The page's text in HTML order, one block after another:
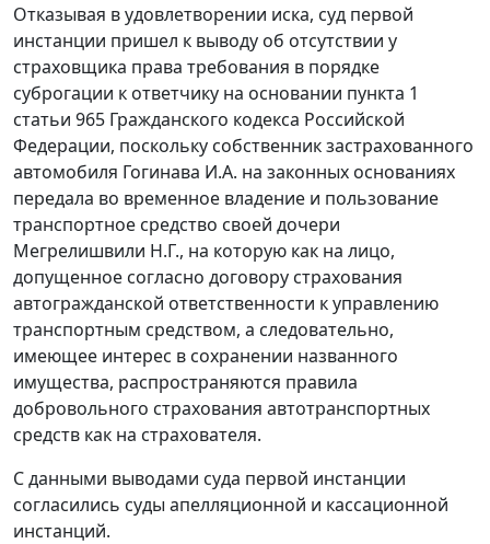
Отказывая в удовлетворении иска, суд первой
инстанции пришел к выводу об отсутствии у
страховщика права требования в порядке
суброгации к ответчику на основании пункта 1
статьи 965 Гражданского кодекса Российской
Федерации, поскольку собственник застрахованного
автомобиля Гогинава И.А. на законных основаниях
передала во временное владение и пользование
транспортное средство своей дочери
Мегрелишвили Н.Г., на которую как на лицо,
допущенное согласно договору страхования
автогражданской ответственности к управлению
транспортным средством, а следовательно,
имеющее интерес в сохранении названного
имущества, распространяются правила
добровольного страхования автотранспортных
средств как на страхователя.
С данными выводами суда первой инстанции
согласились суды апелляционной и кассационной
инстанций.